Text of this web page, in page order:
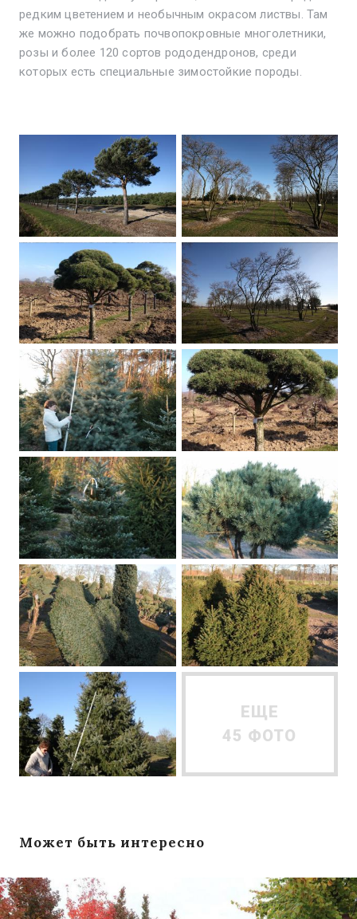
редким цветением и необычным окрасом листвы. Там
же можно подобрать почвопокровные многолетники,
розы и более 120 сортов рододендронов, среди
которых есть специальные зимостойкие породы.
ЕЩЕ
45 ФОТО
Может быть интересно